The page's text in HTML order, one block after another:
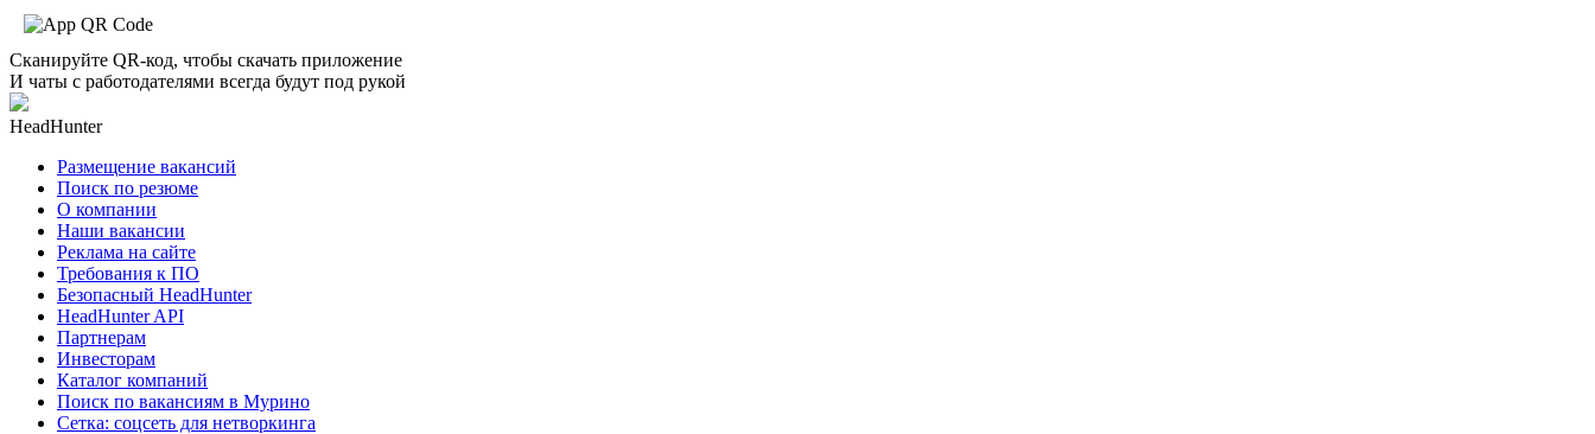
Сканируйте QR-код, чтобы скачать приложение
И чаты с работодателями всегда будут под рукой
HeadHunter
Размещение вакансий
Поиск по резюме
О компании
Наши вакансии
Реклама на сайте
Требования к ПО
Безопасный HeadHunter
HeadHunter API
Партнерам
Инвесторам
Каталог компаний
Поиск по вакансиям в Мурино
Сетка: соцсеть для нетворкинга